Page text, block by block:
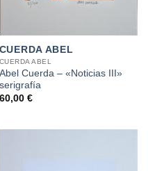
CUERDA ABEL
CUERDA ABEL
Abel Cuerda – «Noticias III»
serigrafía
60,00 €